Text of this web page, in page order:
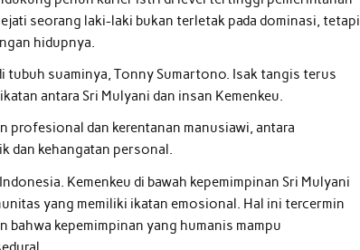
seorang laki-laki bukan terletak pada dominasi, tetapi
hidupnya.
tubuh suaminya, Tonny Sumartono. Isak tangis terus
antara Sri Mulyani dan insan Kemenkeu.
profesional dan kerentanan manusiawi, antara
dan kehangatan personal.
Kemenkeu di bawah kepemimpinan Sri Mulyani
yang memiliki ikatan emosional. Hal ini tercermin
kepemimpinan yang humanis mampu